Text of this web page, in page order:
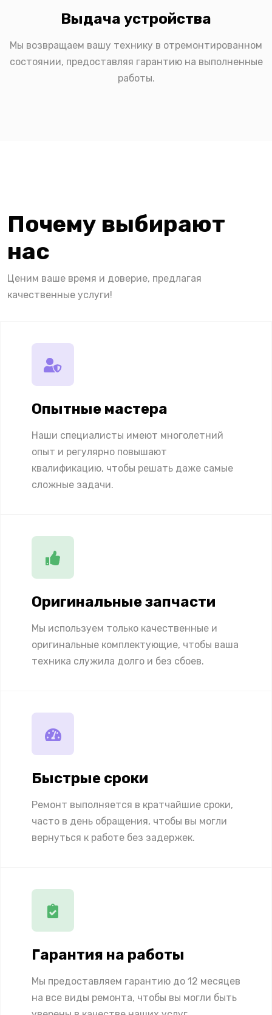
Выдача устройства
Мы возвращаем вашу технику в отремонтированном
состоянии, предоставляя гарантию на выполненные
работы.
Почему выбирают
нас
Ценим ваше время и доверие, предлагая
качественные услуги!
Опытные мастера
Наши специалисты имеют многолетний
опыт и регулярно повышают
квалификацию, чтобы решать даже самые
сложные задачи.
Оригинальные запчасти
Мы используем только качественные и
оригинальные комплектующие, чтобы ваша
техника служила долго и без сбоев.
Быстрые сроки
Ремонт выполняется в кратчайшие сроки,
часто в день обращения, чтобы вы могли
вернуться к работе без задержек.
Гарантия на работы
Мы предоставляем гарантию до 12 месяцев
на все виды ремонта, чтобы вы могли быть